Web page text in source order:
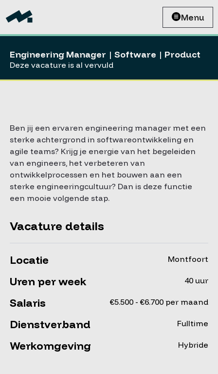
Menu
Engineering Manager | Software | Product
Deze vacature is al vervuld
Ben jij een ervaren engineering manager met een
sterke achtergrond in softwareontwikkeling en
agile teams? Krijg je energie van het begeleiden
van engineers, het verbeteren van
ontwikkelprocessen en het bouwen aan een
sterke engineeringcultuur? Dan is deze functie
een mooie volgende stap.
Vacature details
Locatie Montfoort
Uren per week 40 uur
Salaris €5.500 - €6.700 per maand
Dienstverband Fulltime
Werkomgeving Hybride